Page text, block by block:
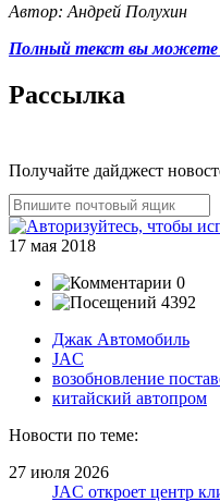
Автор: Андрей Полухин
Полный текст вы можете
Рассылка
Получайте дайджест
17 мая 2018
0
4392
Джак Автомобиль
JAC
возобновление
китайский автопром
Новости по теме:
27 июля 2026
JAC откроет центр